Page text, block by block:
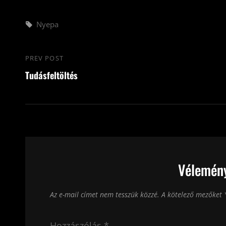
Tags,
Nyepa
Bejegyzés
navigáció
Previous
Post
PREV POST
Tudásfeltöltés
Az e-mail címet nem tesszük közzé. A kötelező mezőket